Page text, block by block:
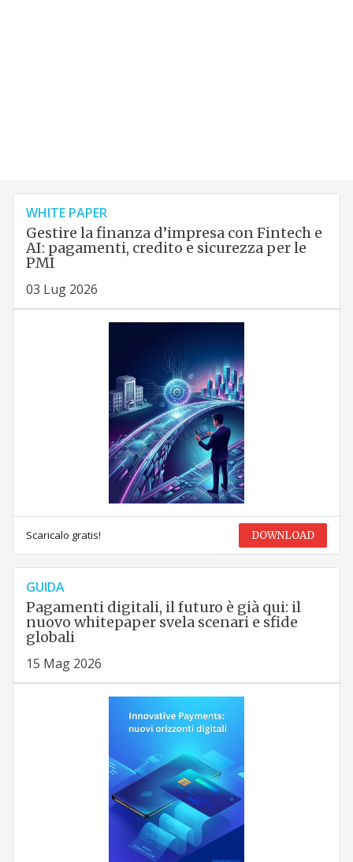
WHITE PAPER
Gestire la finanza d’impresa con Fintech e
AI: pagamenti, credito e sicurezza per le
PMI
03 Lug 2026
Scaricalo gratis! DOWNLOAD
GUIDA
Pagamenti digitali, il futuro è già qui: il
nuovo whitepaper svela scenari e sfide
globali
15 Mag 2026